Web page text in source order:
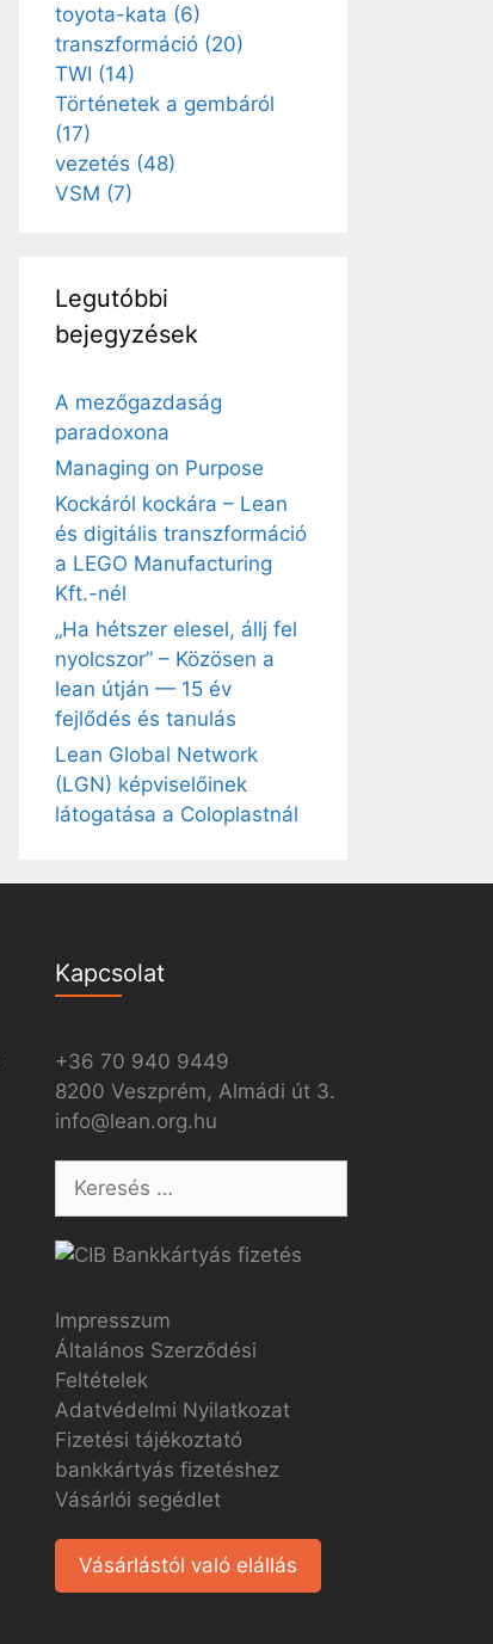
toyota-kata (6)
transzformáció (20)
TWI (14)
Történetek a gembáról
(17)
vezetés (48)
VSM (7)
Legutóbbi
bejegyzések
A mezőgazdaság
paradoxona
Managing on Purpose
Kockáról kockára – Lean
és digitális transzformáció
a LEGO Manufacturing
Kft.-nél
„Ha hétszer elesel, állj fel
nyolcszor” – Közösen a
lean útján — 15 év
fejlődés és tanulás
Lean Global Network
(LGN) képviselőinek
látogatása a Coloplastnál
Kapcsolat
+36 70 940 9449
8200 Veszprém, Almádi út 3.
info@lean.org.hu
Impresszum
Általános Szerződési
Feltételek
Adatvédelmi Nyilatkozat
Fizetési tájékoztató
bankkártyás fizetéshez
Vásárlói segédlet
Vásárlástól való elállás